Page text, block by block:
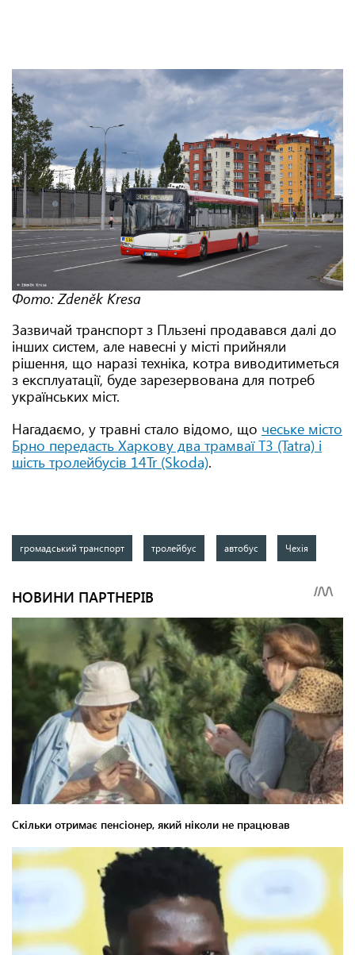
Фото: Zdeněk Kresa
Зазвичай транспорт з Пльзені продавався далі до
інших систем, але навесні у місті прийняли
рішення, що наразі техніка, котра виводитиметься
з експлуатації, буде зарезервована для потреб
українських міст.
Нагадаємо, у травні стало відомо, що чеське місто
Брно передасть Харкову два трамваї Т3 (Tatra) і
шість тролейбусів 14Tr (Skoda).
громадський транспорт тролейбус автобус Чехія